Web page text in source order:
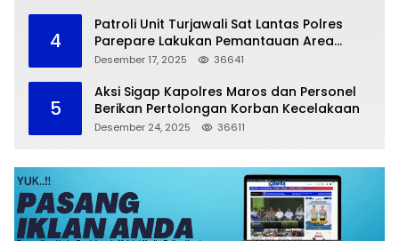
4
Patroli Unit Turjawali Sat Lantas Polres
Parepare Lakukan Pemantauan Area
Larangan Parkir
Desember 17, 2025 36641
5
Aksi Sigap Kapolres Maros dan Personel
Berikan Pertolongan Korban Kecelakaan
Desember 24, 2025 36611